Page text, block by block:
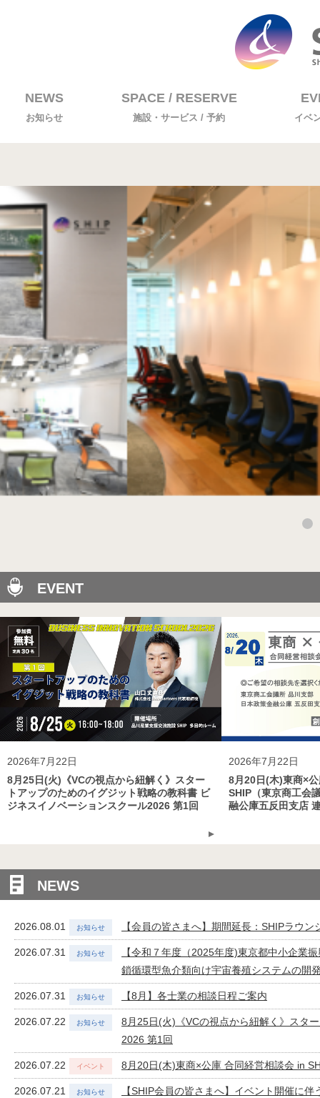
NEWS
お知らせ
SPACE / RESERVE
施設・サービス / 予約 イベ
EVENT
2026年7月22日
8月25日(火)《VCの視点から紐解く》スター
トアップのためのイグジット戦略の教科書 ビ
ジネスイノベーションスクール2026 第1回
2026年7月22日
8月20日(木)東商×
SHIP（東京商工会
融公庫五反田支店
NEWS
2026.08.01 【会員の皆さまへ】期間延長：SHIPラウ
2026.07.31
【令和７年度（2025年度)東京都中小企業
鎖循環型魚介類向け宇宙養殖システムの開
2026.07.31 【8月】各士業の相談日程ご案内
2026.07.22
8月25日(火)《VCの視点から紐解く》スタ
2026 第1回
2026.07.22 8月20日(木)東商×公庫 合同経営相談会 in
2026.07.21 【SHIP会員の皆さまへ】イベント開催に